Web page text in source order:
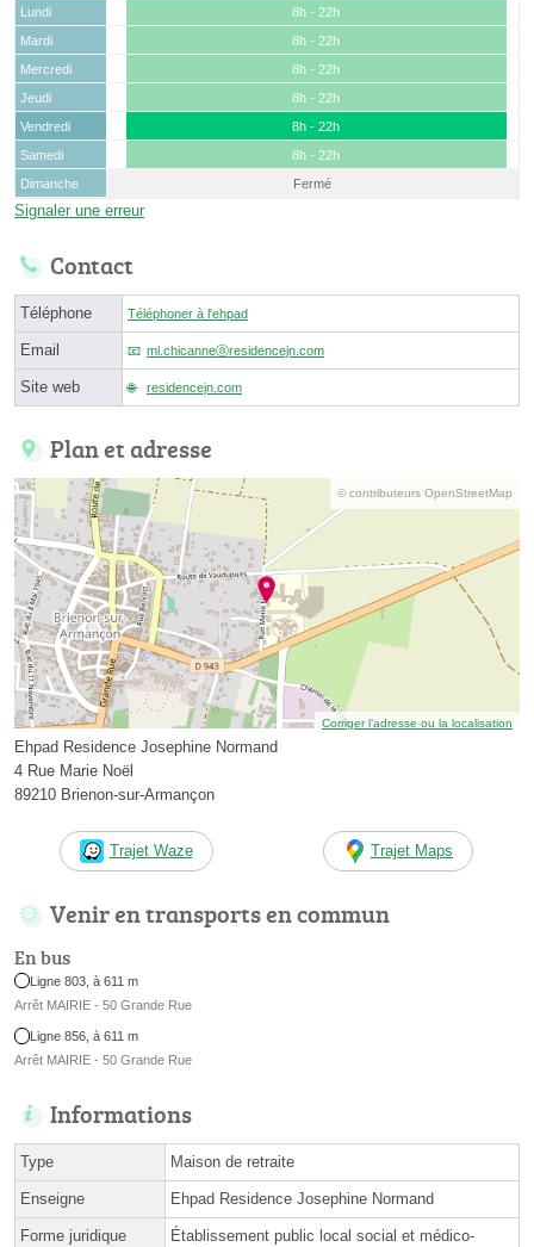
Lundi
8h - 22h
Mardi
8h - 22h
Mercredi
8h - 22h
Jeudi
8h - 22h
Vendredi
8h - 22h
Samedi
8h - 22h
Dimanche
Fermé
Signaler une erreur
Contact
Téléphone Téléphoner à l'ehpad
Email ml.chicanneⓐresidencejn.com
Site web residencejn.com
Plan et adresse
© contributeurs OpenStreetMap
Corriger l’adresse ou la localisation
Ehpad Residence Josephine Normand
4 Rue Marie Noël
89210 Brienon-sur-Armançon
Trajet Waze Trajet Maps
Venir en transports en commun
En bus
Ligne 803, à 611 m
Arrêt MAIRIE - 50 Grande Rue
Ligne 856, à 611 m
Arrêt MAIRIE - 50 Grande Rue
Informations
Type Maison de retraite
Enseigne Ehpad Residence Josephine Normand
Forme juridique
Établissement public local social et médico-